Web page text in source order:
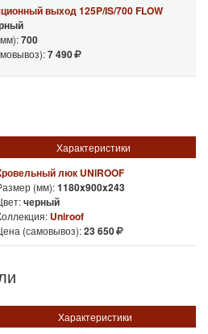
выход 125P/IS/700 FLOW
700
7 490
Характеристики
люк UNIROOF
(мм):1180x900x243
черный
Uniroof
(самовывоз):23 650
Характеристики